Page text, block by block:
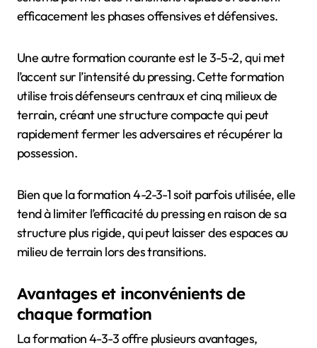
efficacement les phases offensives et défensives.
Une autre formation courante est le 3-5-2, qui met
l’accent sur l’intensité du pressing. Cette formation
utilise trois défenseurs centraux et cinq milieux de
terrain, créant une structure compacte qui peut
rapidement fermer les adversaires et récupérer la
possession.
Bien que la formation 4-2-3-1 soit parfois utilisée, elle
tend à limiter l’efficacité du pressing en raison de sa
structure plus rigide, qui peut laisser des espaces au
milieu de terrain lors des transitions.
Avantages et inconvénients de
chaque formation
La formation 4-3-3 offre plusieurs avantages,